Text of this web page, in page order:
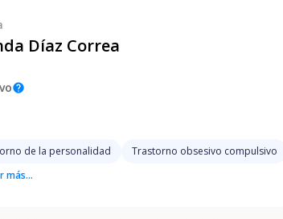
Díaz Correa
help
de la personalidad
Trastorno obsesivo compulsivo
más...